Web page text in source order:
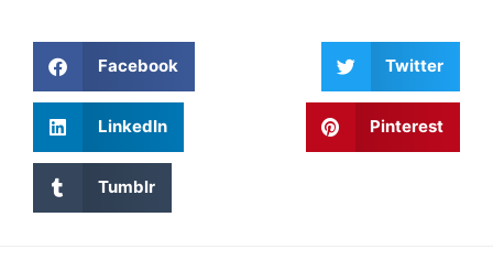
Facebook Twitter
LinkedIn Pinterest
Tumblr